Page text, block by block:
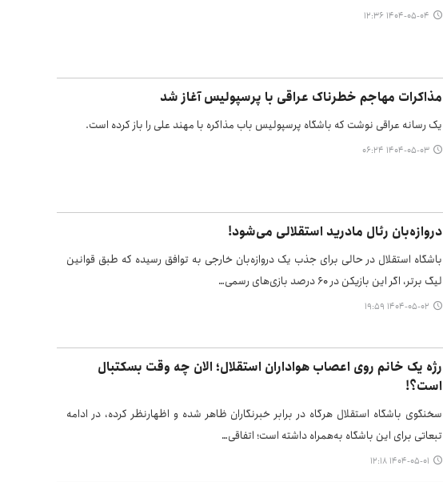
۱۴۰۴-۰۵-۰۴ ۱۲:۳۶
مذاکرات مهاجم خطرناک عراقی با پرسپولیس آغاز شد
یک رسانه عراقی نوشت که باشگاه پرسپولیس باب مذاکره با مهند علی را باز کرده است.
۱۴۰۴-۰۵-۰۳ ۰۶:۲۴
دروازه‌بان رئال مادرید استقلالی می‌شود!
باشگاه استقلال در حالی برای جذب یک دروازه‌بان خارجی به توافق رسیده که طبق قوانین
لیگ برتر، اگر این بازیکن در ۶۰ درصد بازی‌های رسمی…
۱۴۰۴-۰۵-۰۲ ۱۹:۵۹
رژه یک خانم روی اعصاب هواداران استقلال؛ الان چه وقت بسکتبال
است؟!
سخنگوی باشگاه استقلال هرگاه در برابر خبرنگاران ظاهر شده و اظهارنظر کرده، در ادامه
تبعاتی برای این باشگاه به‌همراه داشته است؛ اتفاقی…
۱۴۰۴-۰۵-۰۱ ۱۲:۱۸